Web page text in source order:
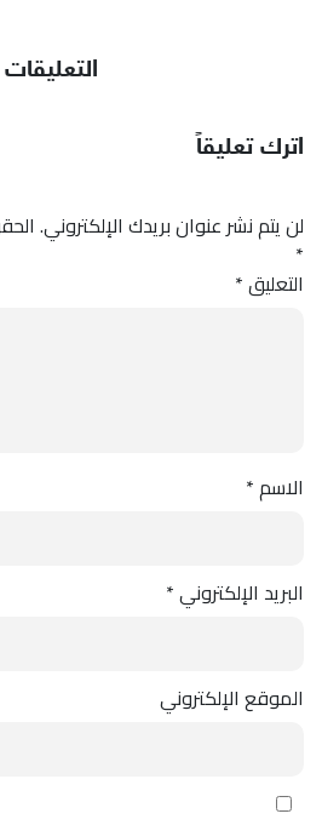
التعليقات
اترك تعليقاً
لن يتم نشر عنوان بريدك الإلكتروني.
*
التعليق*
الاسم*
البريد الإلكتروني*
الموقع الإلكتروني